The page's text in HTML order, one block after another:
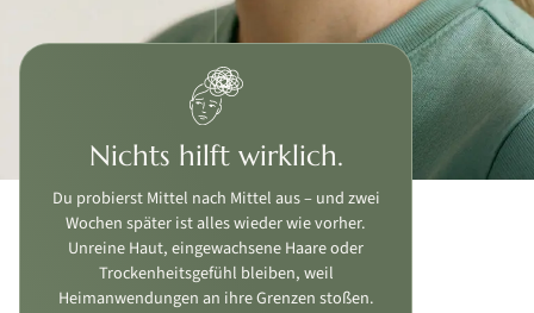
Nichts hilft wirklich.
Du probierst Mittel nach Mittel aus – und zwei
Wochen später ist alles wieder wie vorher.
Unreine Haut, eingewachsene Haare oder
Trockenheitsgefühl bleiben, weil
Heimanwendungen an ihre Grenzen stoßen.